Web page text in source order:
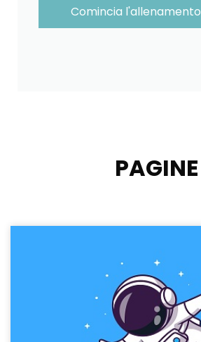
Comincia l'allenamento
PAGINE